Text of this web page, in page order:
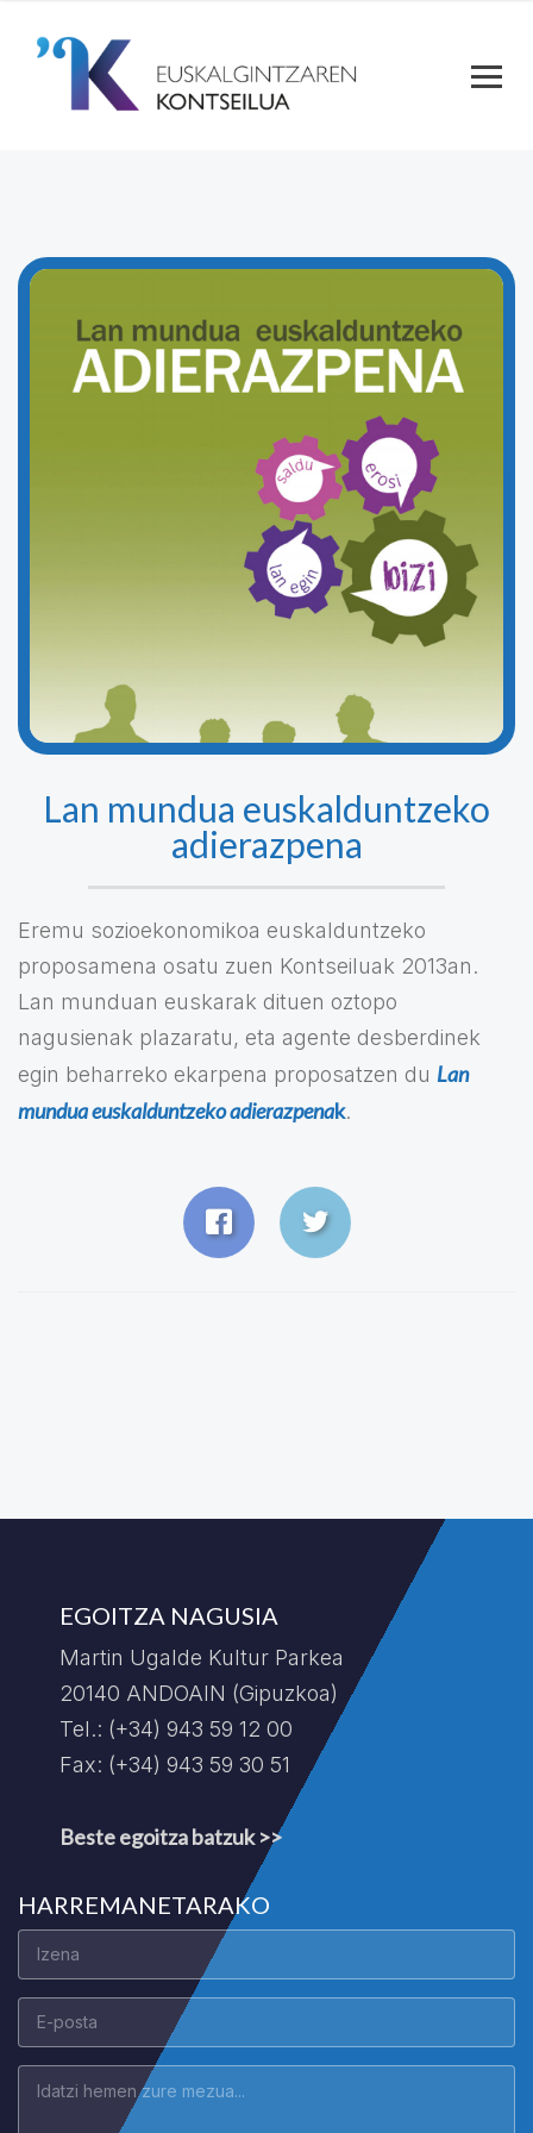
Lan mundua euskalduntzeko
adierazpena
Eremu sozioekonomikoa euskalduntzeko
proposamena osatu zuen Kontseiluak 2013an.
Lan munduan euskarak dituen oztopo
nagusienak plazaratu, eta agente desberdinek
egin beharreko ekarpena proposatzen du Lan
mundua euskalduntzeko adierazpenak.
EGOITZA NAGUSIA
Martin Ugalde Kultur Parkea
20140 ANDOAIN (Gipuzkoa)
Tel.: (+34) 943 59 12 00
Fax: (+34) 943 59 30 51
Beste egoitza batzuk >>
HARREMANETARAKO